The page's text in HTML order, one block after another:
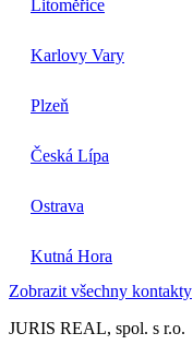
Litoměřice
Karlovy Vary
Plzeň
Česká Lípa
Ostrava
Kutná Hora
Zobrazit všechny kontakty
JURIS REAL, spol. s r.o.